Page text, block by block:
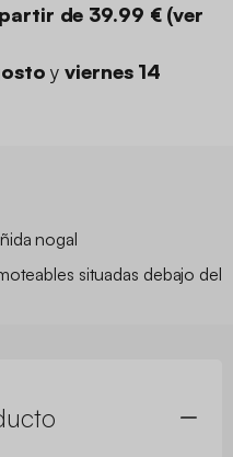
de 39.99 €(ver
yviernes 14
nogal
situadas debajo del